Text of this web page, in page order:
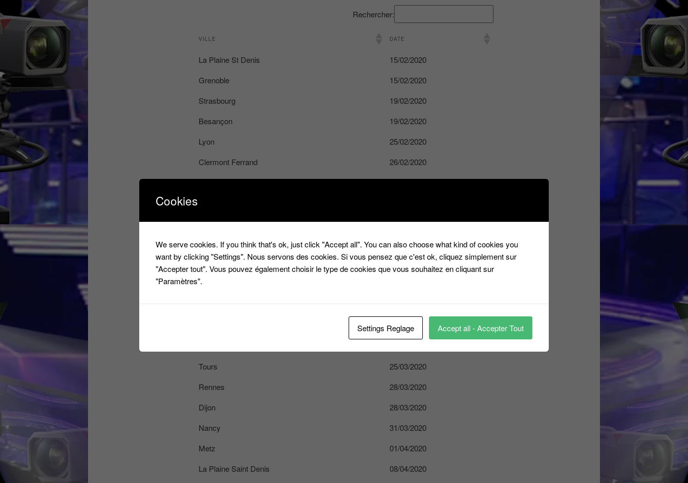
Rechercher:
VILLE DATE
La Plaine St Denis
15/02/2020
Grenoble
15/02/2020
Strasbourg
19/02/2020
Besançon
19/02/2020
Lyon
25/02/2020
Clermont Ferrand
26/02/2020
Lille
29/02/2020
Bordeaux
06/03/2020
Agen
04/03/2020
La Plaine St Denis
11/03/2020
Reins
Limoges
14/03/2020
17/03/2020
Tours
25/03/2020
Rennes
28/03/2020
Dijon
28/03/2020
Nancy
31/03/2020
Metz
01/04/2020
La Plaine Saint Denis
08/04/2020
Cookies
We serve cookies. If you think that's ok, just click "Accept all". You can also choose what kind of cookies you
want by clicking "Settings". Nous servons des cookies. Si vous pensez que c'est ok, cliquez simplement sur
"Accepter tout". Vous pouvez également choisir le type de cookies que vous souhaitez en cliquant sur
"Paramètres".
Settings Reglage Accept all - Accepter Tout